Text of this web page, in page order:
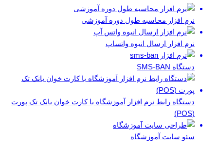
نرم افزار محاسبه طول دوره آموزشی
نرم افزار ارسال انبوه واتساپ
دستگاه SMS-BAN
دستگاه رابط نرم افزار آموزشگاه با کارت خوان بانک تک پورت
(POS)
سئو سایت آموزشگاه